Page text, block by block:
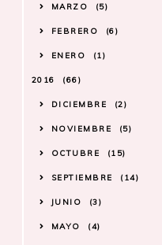
MARZO 5
FEBRERO 6
ENERO 1
2016 66
DICIEMBRE 2
NOVIEMBRE 5
OCTUBRE 15
SEPTIEMBRE 14
JUNIO 3
MAYO 4